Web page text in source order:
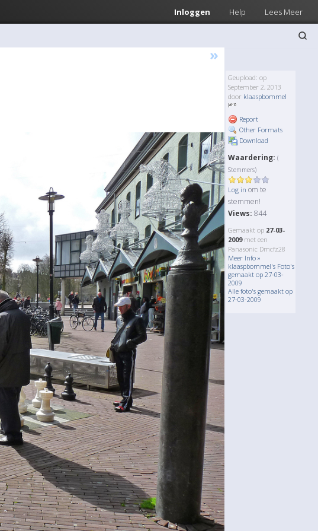
Inloggen Help Lees Meer
»
Geupload: op
September 2, 2013
door klaaspbommel
Report
Other Formats
Download
Waardering: (
Stemmers)
Log in om te
stemmen!
Views: 844
Gemaakt op 27-03-
2009met een
Panasonic Dmcfz28
Meer Info »
klaaspbommel's Foto's
gemaakt op 27-03-
2009
Alle foto's gemaakt op
27-03-2009